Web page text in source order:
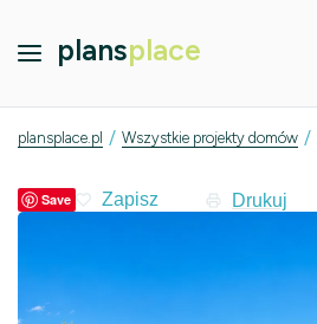
plansplace
plansplace.pl / Wszystkie projekty domów /
Save Drukuj